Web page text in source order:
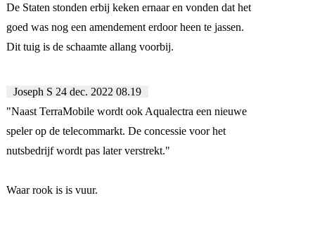
De Staten stonden erbij keken ernaar en vonden dat het
goed was nog een amendement erdoor heen te jassen.
Dit tuig is de schaamte allang voorbij.
Joseph S 24 dec. 2022 08.19
"Naast TerraMobile wordt ook Aqualectra een nieuwe
speler op de telecommarkt. De concessie voor het
nutsbedrijf wordt pas later verstrekt."
Waar rook is is vuur.